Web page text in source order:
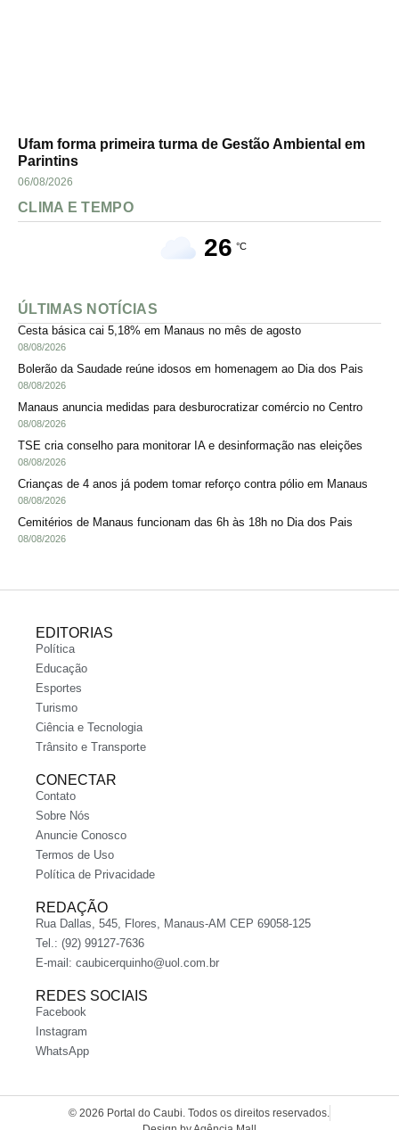
Ufam forma primeira turma de Gestão Ambiental em
Parintins
06/08/2026
CLIMA E TEMPO
26 °C
ÚLTIMAS NOTÍCIAS
Cesta básica cai 5,18% em Manaus no mês de agosto
08/08/2026
Bolerão da Saudade reúne idosos em homenagem ao Dia dos Pais
08/08/2026
Manaus anuncia medidas para desburocratizar comércio no Centro
08/08/2026
TSE cria conselho para monitorar IA e desinformação nas eleições
08/08/2026
Crianças de 4 anos já podem tomar reforço contra pólio em Manaus
08/08/2026
Cemitérios de Manaus funcionam das 6h às 18h no Dia dos Pais
08/08/2026
EDITORIAS
Política
Educação
Esportes
Turismo
Ciência e Tecnologia
Trânsito e Transporte
CONECTAR
Contato
Sobre Nós
Anuncie Conosco
Termos de Uso
Política de Privacidade
REDAÇÃO
Rua Dallas, 545, Flores, Manaus-AM CEP 69058-125
Tel.: (92) 99127-7636
E-mail: caubicerquinho@uol.com.br
REDES SOCIAIS
Facebook
Instagram
WhatsApp
© 2026 Portal do Caubi. Todos os direitos reservados.